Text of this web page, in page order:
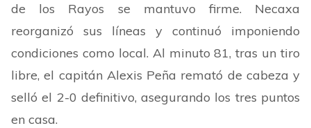
de los Rayos se mantuvo firme. Necaxa
reorganizó sus líneas y continuó imponiendo
condiciones como local. Al minuto 81, tras un tiro
libre, el capitán Alexis Peña remató de cabeza y
selló el 2-0 definitivo, asegurando los tres puntos
en casa.